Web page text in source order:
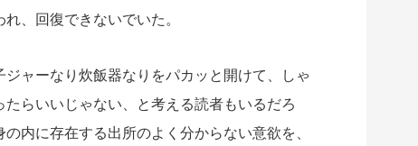
、回復できないでいた。
ャーなり炊飯器なりをパカッと開けて、しゃ
らいいじゃない、と考える読者もいるだろ
内に存在する出所のよく分からない意欲を、